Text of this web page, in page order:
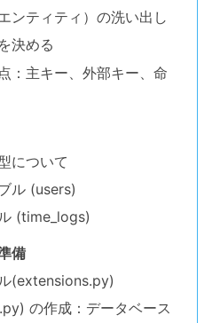
ンティティ）の洗い出し
決める
：主キー、外部キー、命
について
ル (users)
(time_logs)
備
(extensions.py)
の作成：データベース